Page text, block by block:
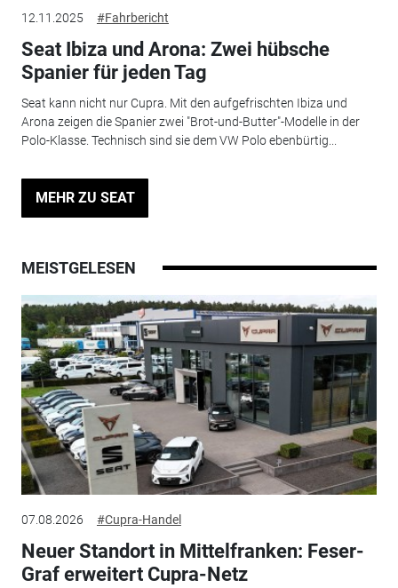
12.11.2025 #Fahrbericht
Seat Ibiza und Arona: Zwei hübsche
Spanier für jeden Tag
Seat kann nicht nur Cupra. Mit den aufgefrischten Ibiza und
Arona zeigen die Spanier zwei "Brot-und-Butter"-Modelle in der
Polo-Klasse. Technisch sind sie dem VW Polo ebenbürtig...
MEHR ZU SEAT
MEISTGELESEN
07.08.2026 #Cupra-Handel
Neuer Standort in Mittelfranken: Feser-
Graf erweitert Cupra-Netz